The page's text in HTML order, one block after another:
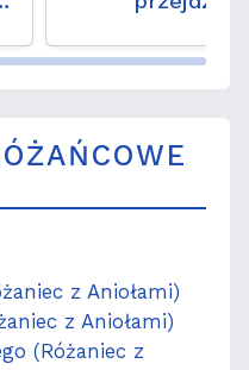
niezwykły
z Aniołami)
z Aniołami)
(Różaniec z